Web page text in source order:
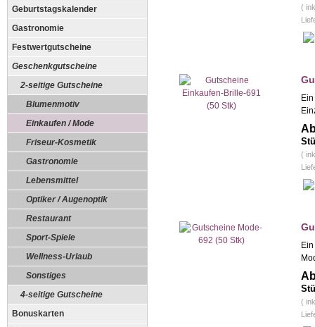
Geburtstagskalender
Gastronomie
Festwertgutscheine
Geschenkgutscheine
2-seitige Gutscheine
Blumenmotiv
Einkaufen / Mode
Friseur-Kosmetik
Gastronomie
Lebensmittel
Optiker / Augenoptik
Restaurant
Sport-Spiele
Wellness-Urlaub
Sonstiges
4-seitige Gutscheine
Bonuskarten
(
(
(